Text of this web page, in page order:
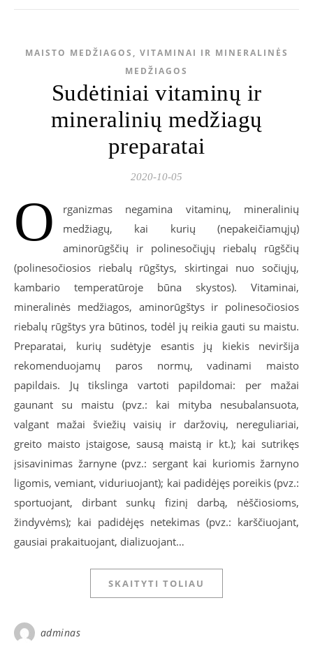
MAISTO MEDŽIAGOS, VITAMINAI IR MINERALINĖS
MEDŽIAGOS
Sudėtiniai vitaminų ir
mineralinių medžiagų
preparatai
2020-10-05
O
rganizmas negamina vitaminų, mineralinių
medžiagų, kai kurių (nepakeičiamųjų)
aminorūgščių ir polinesočiųjų riebalų rūgščių
(polinesočiosios riebalų rūgštys, skirtingai nuo sočiųjų,
kambario temperatūroje būna skystos). Vitaminai,
mineralinės medžiagos, aminorūgštys ir polinesočiosios
riebalų rūgštys yra būtinos, todėl jų reikia gauti su maistu.
Preparatai, kurių sudėtyje esantis jų kiekis neviršija
rekomenduojamų paros normų, vadinami maisto
papildais. Jų tikslinga vartoti papildomai: per mažai
gaunant su maistu (pvz.: kai mityba nesubalansuota,
valgant mažai šviežių vaisių ir daržovių, nereguliariai,
greito maisto įstaigose, sausą maistą ir kt.); kai sutrikęs
įsisavinimas žarnyne (pvz.: sergant kai kuriomis žarnyno
ligomis, vemiant, viduriuojant); kai padidėjęs poreikis (pvz.:
sportuojant, dirbant sunkų fizinį darbą, nėščiosioms,
žindyvėms); kai padidėjęs netekimas (pvz.: karščiuojant,
gausiai prakaituojant, dializuojant…
SKAITYTI TOLIAU
adminas